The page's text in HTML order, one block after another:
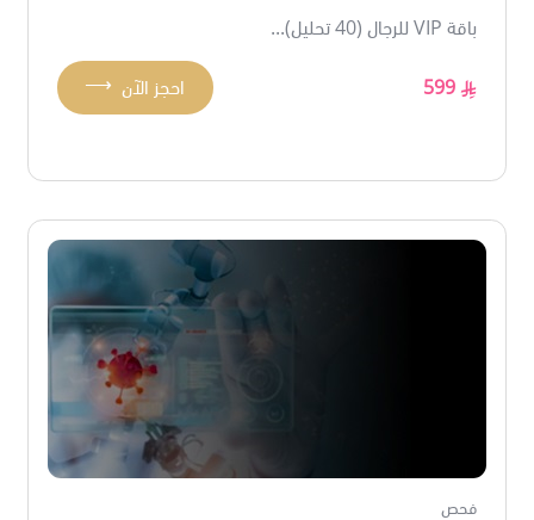
باقة VIP للرجال (40 تحليل)...
599
⟶ احجز الآن
فحص